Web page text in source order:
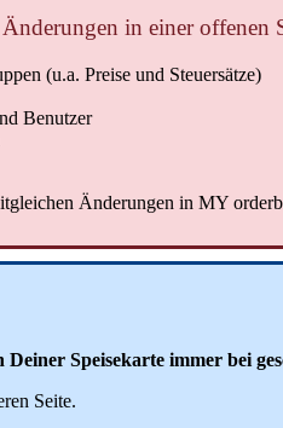
in einer offenen
(u.a. Preise und Steuersätze)
Benutzer
Änderungen in MY
Speisekarte immer bei
Seite.